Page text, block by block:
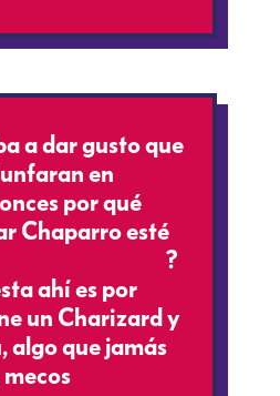
a dar gusto que
en
por qué
Chaparro esté
?
ahí es por
un Charizard y
algo que jamás